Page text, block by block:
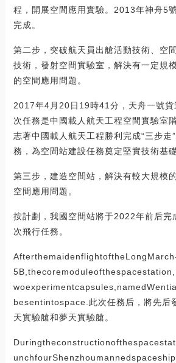
程，開展空間應用實驗。2013年神舟5
完成。
第二步，突破航天員出艙活動技術、空
技術，發射空間實驗室，解決有一定規
的空間應用問題。
2017年4月20日19時41分，天舟一號貨
次任務是中國載人航天工程空間實驗室
志著中國載人航天工程勝利完成“三步走
務，為空間站建設任務奠定堅實技術基礎
第三步，建造空間站，解決有較大規模
空間應用問題。
按計劃，我國空間站將于2022年前后完
次飛行任務。
besentintospace.此次任務后，將先后
天實驗艙和夢天實驗艙。